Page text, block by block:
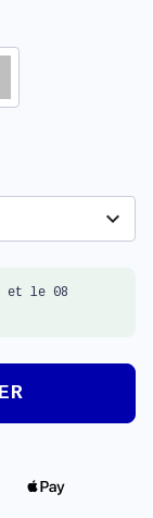
expand_more
et le 08